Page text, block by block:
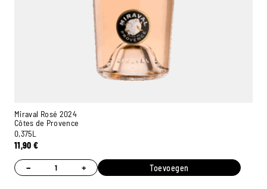
Miraval Rosé 2024
Côtes de Provence
0,375L
11,90€
− + Toevoegen